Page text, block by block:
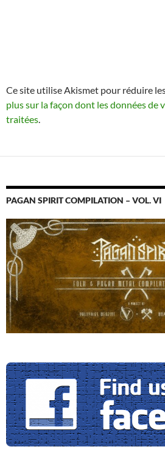
Ce site utilise Akismet pour réduire
plus sur la façon dont les données de
traitées.
PAGAN SPIRIT COMPILATION – VOL. VI